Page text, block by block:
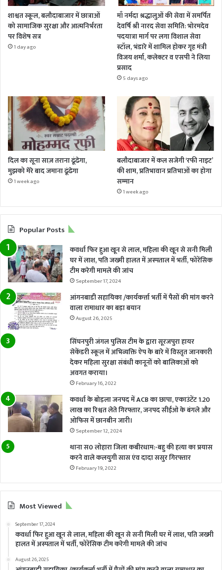
शाश्वत स्कूल, बलौदाबाजार में छात्राओं
को सामाजिक सुरक्षा और आत्मनिर्भरता
पर विशेष सत्र
1 day ago
माँ नर्मदा श्रद्धालुओं की सेवा में समर्पित
देवर्षि श्री नारद सेवा समिति: भोरमदेव
पदयात्रा मार्ग पर लगा विशाल सेवा
स्टॉल, भंडारे में शामिल होकर गृह मंत्री
विजय शर्मा, कलेक्टर व एसपी ने लिया
प्रसाद
5 days ago
दिल का सूना साज़ तराना ढूंढेगा,
मुझको मेरे बाद जमाना ढूंढेगा
1 week ago
बलौदाबाजार में कल सजेगी ‘रफी नाइट’
की शाम, प्रतिभावान प्रतिभाओं का होगा
सम्मान
1 week ago
Popular Posts
कवर्धा फिर हुआ खून से लाल, महिला की खून से सनी मिली
घर में लाश, पति जख्मी हालत में अस्पताल में भर्ती, फोरेंसिक
टीम करेगी मामले की जांच
September 17, 2024
आंगनबाडी सहायिका /कार्यकर्त्ता भर्ती में पैसों की मांग करने
वाला रामाधार का बड़ा बयान
August 26, 2025
सिंघनपुरी जंगल पुलिस टीम के द्वारा सूरजपुरा हायर
सेकेंडरी स्कूल में अभिव्यक्ति ऐप के बारे में विस्तृत जानकारी
देकर महिला सुरक्षा संबंधी कानूनों को बालिकाओं को
अवगत कराया।
February 16, 2022
कवर्धा के बोड़ला जनपद में ACB का छापा, एकाउंटेंट 1.20
लाख का रिश्वत लेते गिरफ्तार, जनपद सीईओ के बंगले और
ओफिस में छानबीन जारी।
September 12, 2024
थाना स0 लोहारा जिला कबीरधाम:-बहु की हत्या का प्रयास
करने वाले कलयुगी सास एंव दादा ससुर गिरफ्तार
February 19, 2022
Most Viewed
September 17, 2024
कवर्धा फिर हुआ खून से लाल, महिला की खून से सनी मिली घर में लाश, पति जख्मी
हालत में अस्पताल में भर्ती, फोरेंसिक टीम करेगी मामले की जांच
August 26, 2025